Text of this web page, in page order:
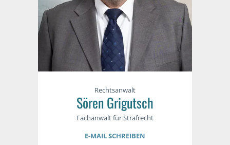
Rechtsanwalt
Sören Grigutsch
Fachanwalt für Strafrecht
E-MAIL SCHREIBEN